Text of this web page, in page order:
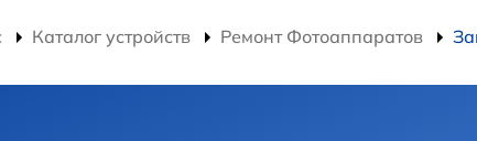
Каталог устройств Ремонт Фотоаппаратов